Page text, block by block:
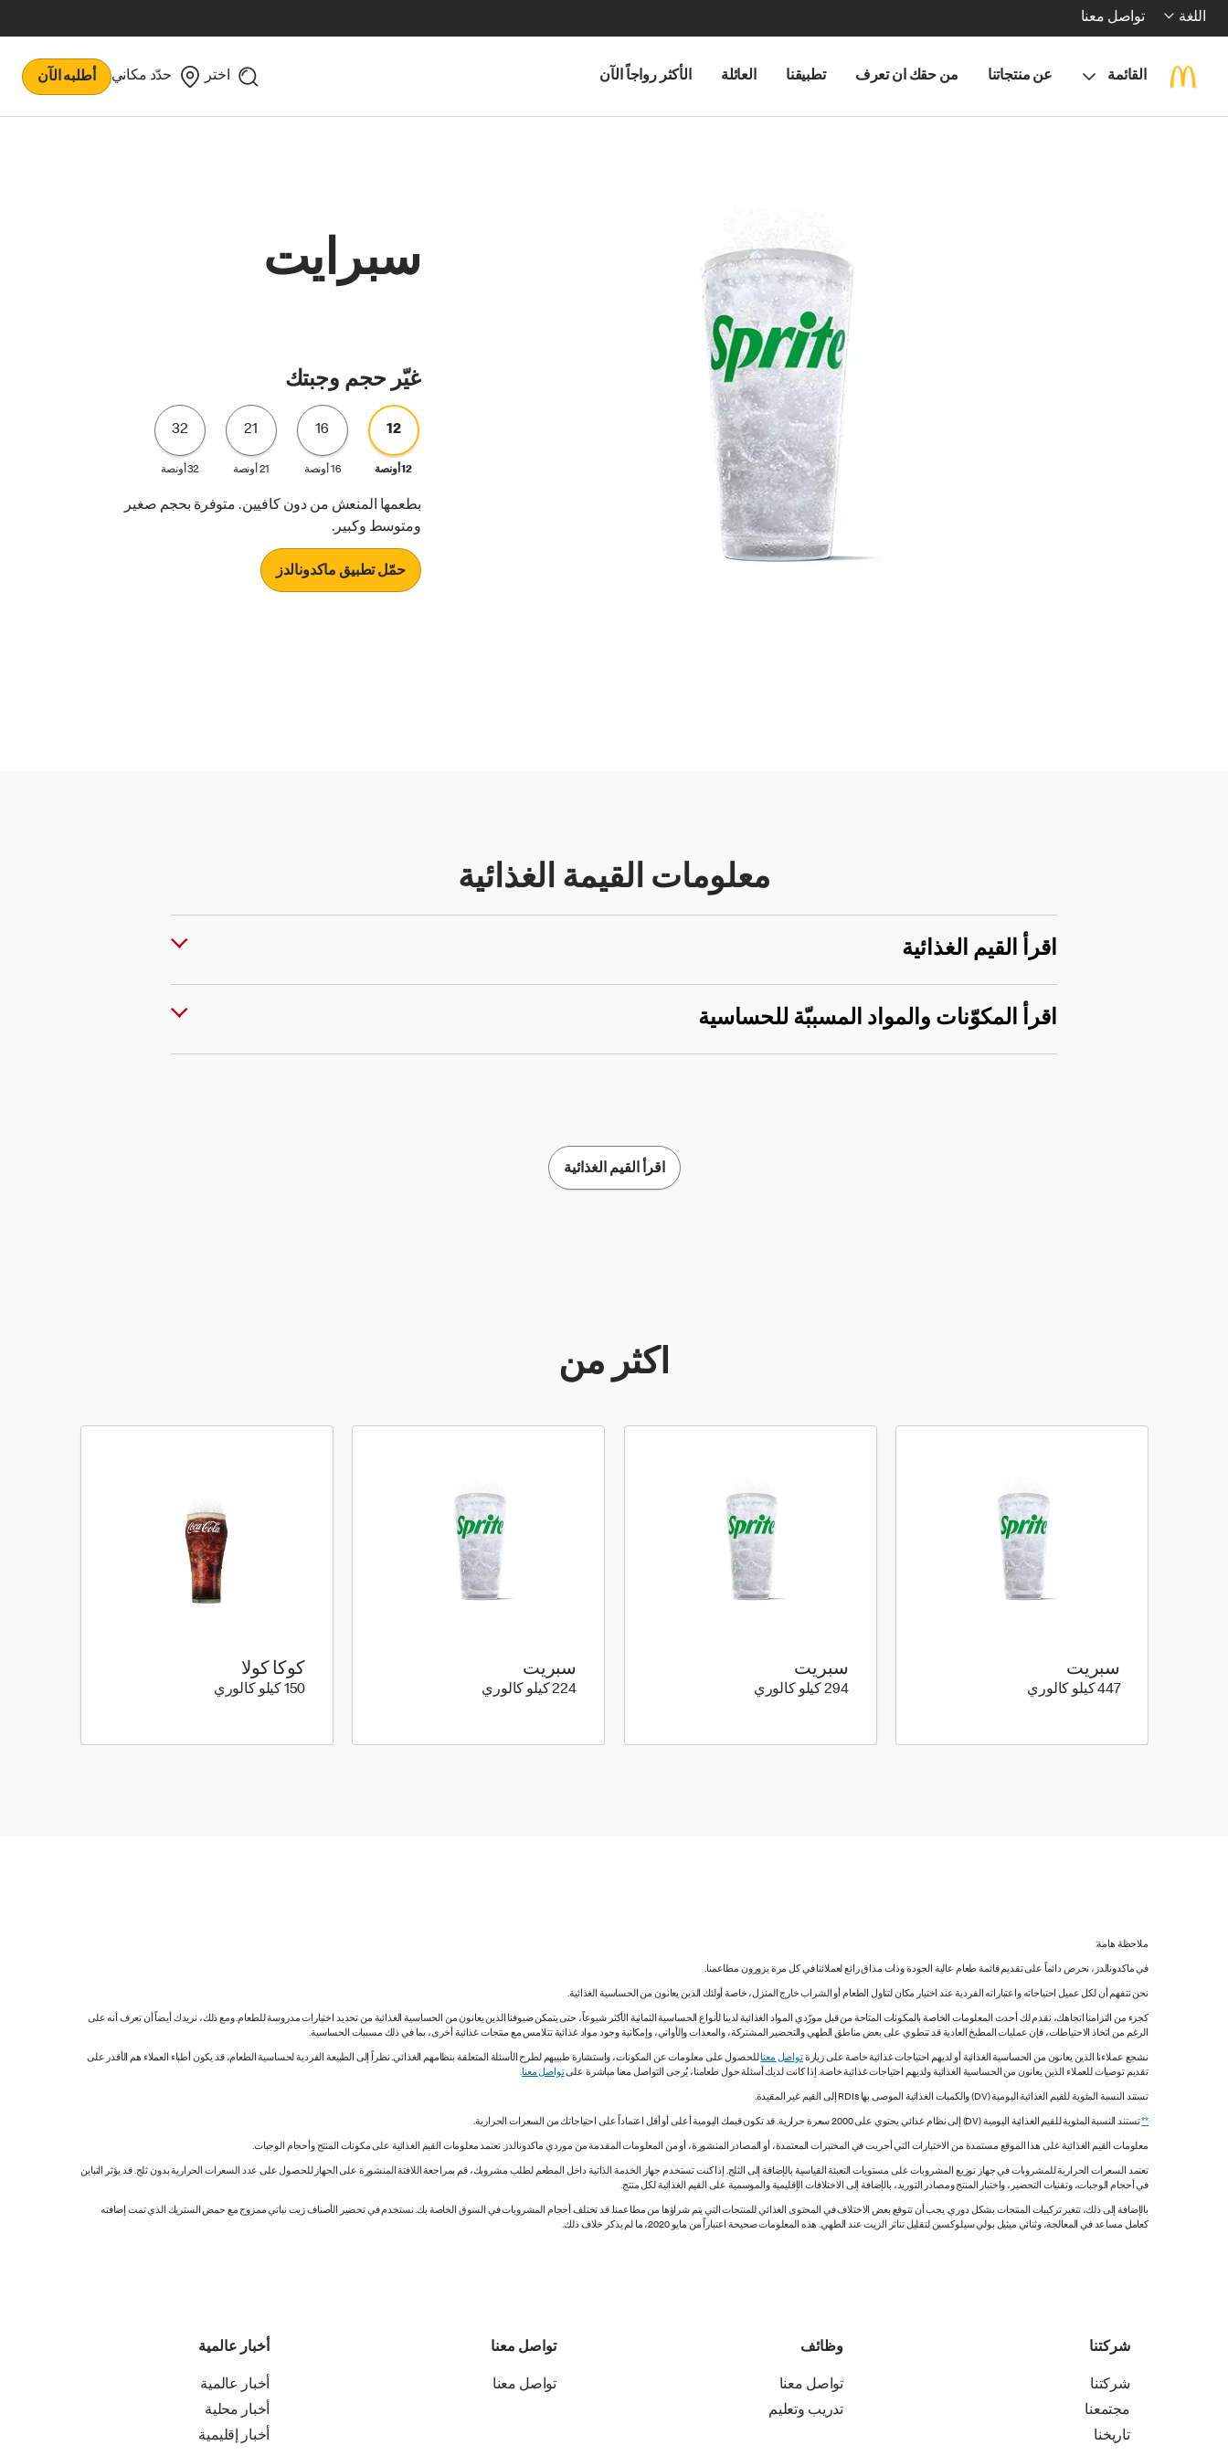
اللغة تواصل معنا
القائمة عن منتجاتنا من حقك ان تعرف تطبيقنا العائلة الأكثر رواجاً الآن اختر حدّد مكاني أطلبه الآن
سبرايت
غيّر حجم وجبتك
12
12 أونصة
16
16 أونصة
21
21 أونصة
32
32 أونصة
بطعمها المنعش من دون كافيين. متوفرة بحجم صغير
ومتوسط وكبير.
حمّل تطبيق ماكدونالدز
معلومات القيمة الغذائية
اقرأ القيم الغذائية
اقرأ المكوّنات والمواد المسببّة للحساسية
اقرأ القيم الغذائية
أكثر من
سبريت
447 كيلو كالوري 447 كيلو سعرة حرارية
سبريت
294 كيلو كالوري
سبريت
224 كيلو كالوري 224 كيلو سعرة حرارية
كوكا كولا
150 كيلو كالوري
ملاحظة هامة:
في ماكدونالدز، نحرص دائماً على تقديم قائمة طعام عالية الجودة وذات مذاق رائع لعملائنا في كل مرة يزورون مطاعمنا.
نحن نتفهم أن لكل عميل احتياجاته واعتباراته الفردية عند اختيار مكان لتناول الطعام أو الشراب خارج المنزل، خاصة أولئك الذين يعانون من الحساسية الغذائية.
كجزء من التزامنا اتجاهك، نقدم لك أحدث المعلومات الخاصة بالمكونات المتاحة من قبل مورّدي المواد الغذائية لدينا لأنواع الحساسية الثمانية الأكثر شيوعاً، حتى يتمكن ضيوفنا الذين يعانون من الحساسية الغذائية من تحديد اختيارات مدروسة للطعام. ومع ذلك، نريدك أيضاً أن تعرف أنه على
الرغم من اتخاذ الاحتياطات، فإن عمليات المطبخ العادية قد تنطوي على بعض مناطق الطهي والتحضير المشتركة، والمعدات والأواني، وإمكانية وجود مواد غذائية تتلامس مع منتجات غذائية أخرى، بما في ذلك مسببات الحساسية.
نشجع عملاءنا الذين يعانون من الحساسية الغذائية أو لديهم احتياجات غذائية خاصة على زيارةتواصل معناللحصول على معلومات عن المكونات، واستشارة طبيبهم لطرح الأسئلة المتعلقة بنظامهم الغذائي. نظراً إلى الطبيعة الفردية لحساسية الطعام، قد يكون أطباء العملاء هم الأقدر على
تقديم توصيات للعملاء الذين يعانون من الحساسية الغذائية ولديهم احتياجات غذائية خاصة. إذا كانت لديك أسئلة حول طعامنا، يُرجى التواصل معنا مباشرة علىتواصل معنا.
تستند النسبة المئوية للقيم الغذائية اليومية (DV) والكميات الغذائية الموصى بها RDIs إلى القيم غير المقيدة.
**تستند النسبة المئوية للقيم الغذائية اليومية (DV) إلى نظام غذائي يحتوي على 2000 سعرة حرارية. قد تكون قيمك اليومية أعلى أو أقل اعتماداً على احتياجاتك من السعرات الحرارية.
معلومات القيم الغذائية على هذا الموقع مستمدة من الاختبارات التي أجريت في المختبرات المعتمدة، أو المصادر المنشورة، أو من المعلومات المقدمة من موردي ماكدونالدز. تعتمد معلومات القيم الغذائية على مكونات المنتج وأحجام الوجبات.
تعتمد السعرات الحرارية للمشروبات في جهاز توزيع المشروبات على مستويات التعبئة القياسية بالإضافة إلى الثلج. إذا كنت تستخدم جهاز الخدمة الذاتية داخل المطعم لطلب مشروبك، قم بمراجعة اللافتة المنشورة على الجهاز للحصول على عدد السعرات الحرارية بدون ثلج. قد يؤثر التباين
في أحجام الوجبات، وتقنيات التحضير، واختبار المنتج ومصادر التوريد، بالإضافة إلى الاختلافات الإقليمية والموسمية على القيم الغذائية لكل منتج.
بالإضافة إلى ذلك، تتغير تركيبات المنتجات بشكل دوري. يجب أن تتوقع بعض الاختلاف في المحتوى الغذائي للمنتجات التي يتم شراؤها من مطاعمنا. قد تختلف أحجام المشروبات في السوق الخاصة بك. نستخدم في تحضير الأصناف زيت نباتي ممزوج مع حمض الستريك الذي تمت إضافته
كعامل مساعد في المعالجة، وثنائي ميثيل بولي سيلوكسين لتقليل تناثر الزيت عند الطهي. هذه المعلومات صحيحة اعتباراً من مايو 2020، ما لم يذكر خلاف ذلك.
شركتنا
شركتنا
مجتمعنا
تاريخنا
وظائف
تواصل معنا
تدريب وتعليم
تواصل معنا
تواصل معنا
أخبار عالمية
أخبار عالمية
أخبار محلية
أخبار إقليمية